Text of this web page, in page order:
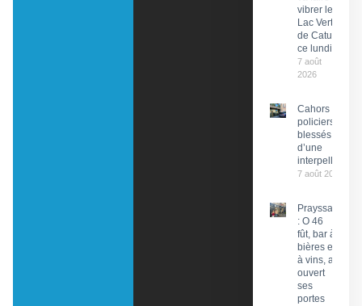
vibrer le
Lac Vert
de Catus
ce lundi
7 août
2026
Cahors : Des
policiers
blessés lors
d’une
interpellation
7 août 2026
Prayssac
: O 46
fût, bar à
bières et
à vins, a
ouvert
ses
portes